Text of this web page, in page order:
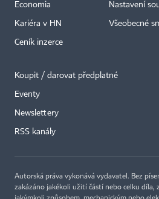
Economia
Kariéra v HN
Ceník inzerce
Nastavení
Všeobecné
Koupit / darovat předplatné
Eventy
Newslettery
RSS kanály
Autorská práva vykonává vydavatel. Bez
zakázáno jakékoli užití částí nebo celku díla,